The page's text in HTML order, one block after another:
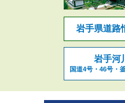
岩手県道路
岩手河
国道4号・46号・